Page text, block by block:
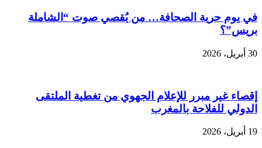
في يوم حرية الصحافة… من يُقصي صوت “الشاملة
بريس”؟
30 أبريل، 2026
إقصاء غير مبرر للإعلام الجهوي من تغطية الملتقى
الدولي للفلاحة بالمغرب
19 أبريل، 2026